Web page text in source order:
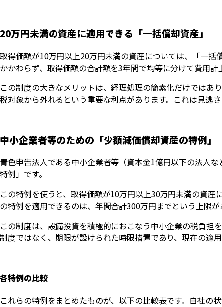
20万円未満の資産に適用できる「一括償却資産」
取得価額が10万円以上20万円未満の資産については、「一
かかわらず、取得価額の合計額を3年間で均等に分けて費用計
この制度の大きなメリットは、経理処理の簡素化だけではあ
税対象から外れるという重要な利点があります。これは見逃
中小企業者等のための「少額減価償却資産の特例」
青色申告法人である中小企業者等（資本金1億円以下の法人
特例」です。
この特例を使うと、取得価額が10万円以上30万円未満の資
の特例を適用できるのは、年間合計300万円までという上限が
この制度は、設備投資を積極的におこなう中小企業の税負担
制度ではなく、期限が設けられた時限措置であり、現在の適
各特例の比較
これらの特例をまとめたものが、以下の比較表です。自社の